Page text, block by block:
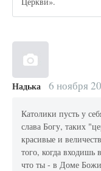
Надька 6 ноября
Католики пусть у
слава Богу, таких
красивые и
того, когда входишь
что ты - в Доме